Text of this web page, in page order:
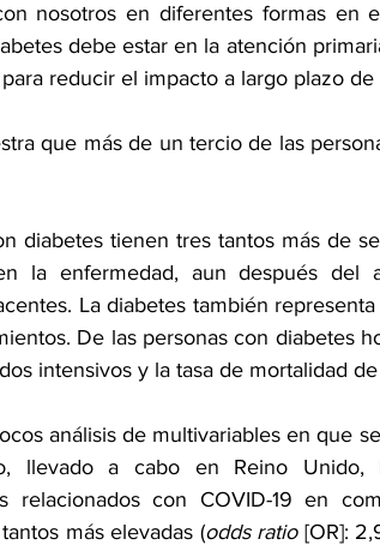
nosotros en diferentes formas en
debe estar en la atención
reducir el impacto a largo plazo de
que más de un tercio de las
diabetes tienen tres tantos más de
la enfermedad, aun después del
La diabetes también
De las personas con diabetes
intensivos y la tasa de mortalidad
análisis de multivariables en que
llevado a cabo en Reino Unido,
relacionados con COVID-19 en
más elevadas (odds ratio [OR]: